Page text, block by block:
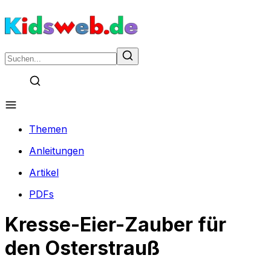
Themen
Anleitungen
Artikel
PDFs
Kresse-Eier-Zauber für
den Osterstrauß